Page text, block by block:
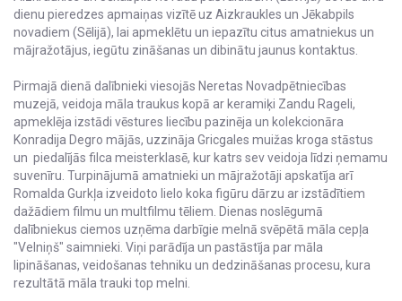
dienu pieredzes apmaiņas vizītē uz Aizkraukles un Jēkabpils
novadiem (Sēlijā), lai apmeklētu un iepazītu citus amatniekus un
mājražotājus, iegūtu zināšanas un dibinātu jaunus kontaktus.
Pirmajā dienā dalībnieki viesojās Neretas Novadpētniecības
muzejā, veidoja māla traukus kopā ar keramiķi Zandu Rageli,
apmeklēja izstādi vēstures liecību pazinēja un kolekcionāra
Konradija Degro mājās, uzzināja Gricgales muižas kroga stāstus
un piedalījās filca meisterklasē, kur katrs sev veidoja līdzi ņemamu
suvenīru. Turpinājumā amatnieki un mājražotāji apskatīja arī
Romalda Gurkļa izveidoto lielo koka figūru dārzu ar izstādītiem
dažādiem filmu un multfilmu tēliem. Dienas noslēgumā
dalībniekus ciemos uzņēma darbīgie melnā svēpētā māla cepļa
"Velniņš" saimnieki. Viņi parādīja un pastāstīja par māla
lipināšanas, veidošanas tehniku un dedzināšanas procesu, kura
rezultātā māla trauki top melni.